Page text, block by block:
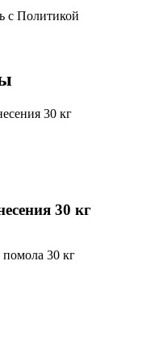
с Политикой
30 кг